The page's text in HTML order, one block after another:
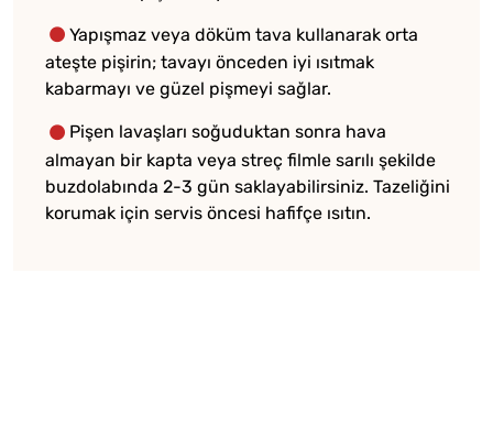
Yapışmaz veya döküm tava kullanarak orta
ateşte pişirin; tavayı önceden iyi ısıtmak
kabarmayı ve güzel pişmeyi sağlar.
Pişen lavaşları soğuduktan sonra hava
almayan bir kapta veya streç filmle sarılı şekilde
buzdolabında 2-3 gün saklayabilirsiniz. Tazeliğini
korumak için servis öncesi hafifçe ısıtın.